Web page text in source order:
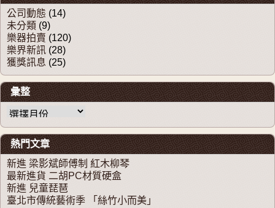
公司動態 (14)
未分類 (9)
樂器拍賣 (120)
樂界新訊 (28)
獲獎訊息 (25)
彙整
彙整
熱門文章
新進 梁影斌師傅制 紅木柳琴
最新進貨 二胡PC材質硬盒
新進 兒童琵琶
臺北市傳統藝術季 「絲竹小而美」